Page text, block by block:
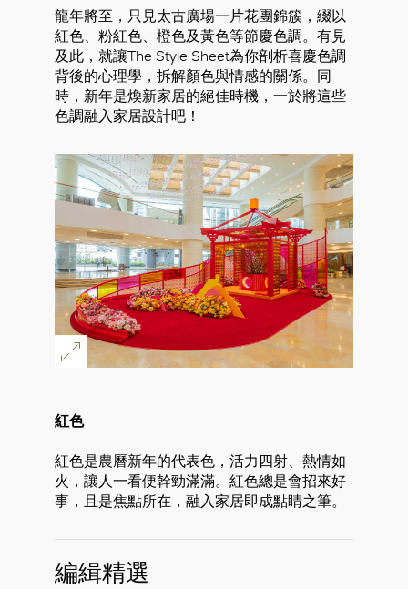
龍年將至，只見太古廣場一片花團錦簇，綴以
紅色、粉紅色、橙色及黃色等節慶色調。有見
及此，就讓The Style Sheet為你剖析喜慶色調
背後的心理學，拆解顏色與情感的關係。同
時，新年是煥新家居的絕佳時機，一於將這些
色調融入家居設計吧！
紅色
紅色是農曆新年的代表色，活力四射、熱情如
火，讓人一看便幹勁滿滿。紅色總是會招來好
事，且是焦點所在，融入家居即成點睛之筆。
編緝精選